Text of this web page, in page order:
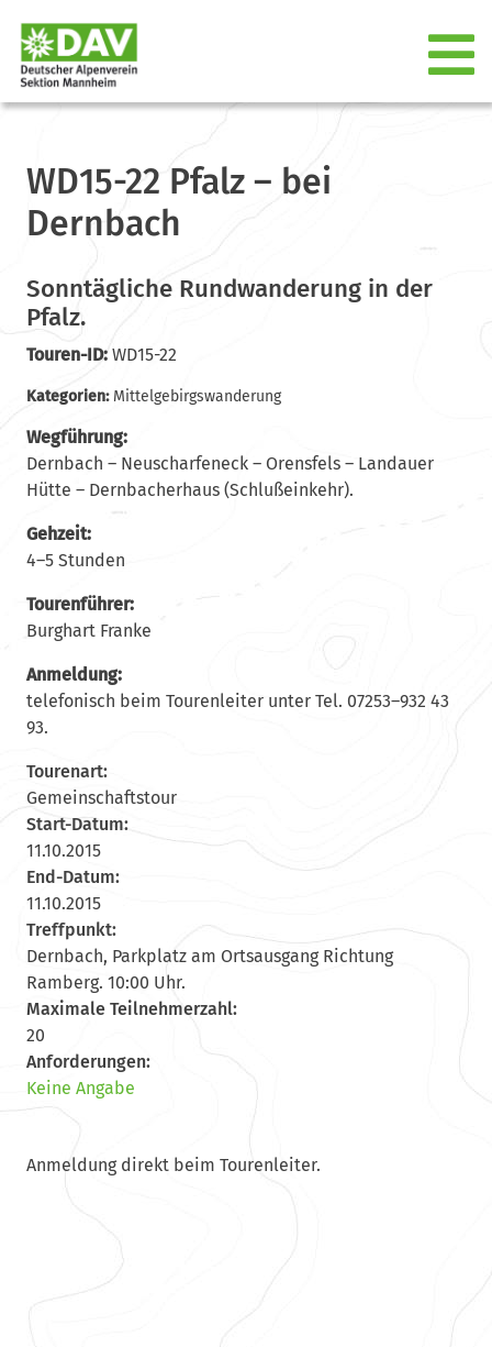
WD15-22 Pfalz – bei
Dernbach
Sonntägliche Rundwanderung in der
Pfalz.
Touren-ID:WD15-22
Kategorien: Mittelgebirgswanderung
Wegführung:
Dernbach – Neuscharfeneck – Orensfels – Landauer
Hütte – Dernbacherhaus (Schlußeinkehr).
Gehzeit:
4–5 Stunden
Tourenführer:
Burghart Franke
Anmeldung:
telefonisch beim Tourenleiter unter Tel. 07253–932 43
93.
Tourenart:
Gemeinschaftstour
Start-Datum:
11.10.2015
End-Datum:
11.10.2015
Treffpunkt:
Dernbach, Parkplatz am Ortsausgang Richtung
Ramberg. 10:00 Uhr.
Maximale Teilnehmerzahl:
20
Anforderungen:
Keine Angabe
Anmeldung direkt beim Tourenleiter.